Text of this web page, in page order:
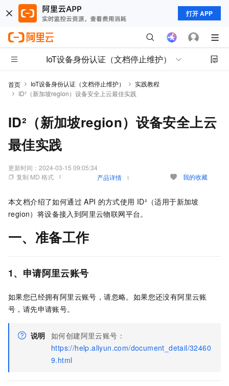
打开 APP
IoT设备身份认证（文档停止维护）
首页 IoT设备身份认证（文档停止维护）
实践教程
ID²（新加坡region）设备安全上云最佳实践
ID²（新加坡region）设备安全上云
最佳实践
更新时间： 2024-03-15 09:05:34
复制 MD 格式
产品详情 我的收藏
本文档介绍了如何通过 API 的方式使用 ID²（适用于新加坡
region）将设备接入到阿里云物联网平台。
一、准备工作
1、申请阿里云账号
如果您已经拥有阿里云账号，请忽略。如果您还没有阿里云账
号，请先申请账号。
说明 如何创建阿里云账号：
https://help.aliyun.com/document_detail/32460
9.html